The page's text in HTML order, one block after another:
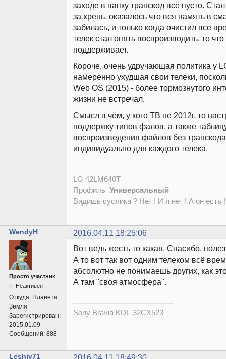
заходе в папку транскод всё пусто.
за хрень, оказалось что вся память в
забилась, и только когда очистил все
телек стал опять воспроизводить, то
поддерживает.
Короче, очень удручающая политика у
намеренно ухудшая свои телеки,
Web OS (2015) - более тормознутого
жизни не встречал.
Смысл в чём, у кого ТВ не 2012г, то
поддержку типов фалов, а также
воспроизведения файлов без
индивидуально для каждого телека.
LG 42LM640T
Профиль Универсальный
Видишь суслика ? Нет ! И я нет ! А он есть
WendyH 2016.04.11 18:25:06
Просто участник
Неактивен
Откуда: Планета
Земля
Зарегистрирован:
2015.01.09
Сообщений: 888
Вот ведь жесть то какая. Спасибо,
А то вот так вот одним телеком всё
абсолютно не понимаешь других, как
А там "своя атмосфера".
Sony Bravia KDL-32CX523
Leshiy71